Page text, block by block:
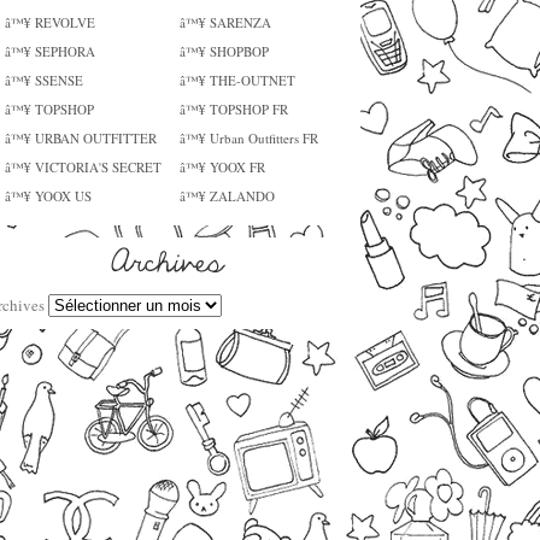
â™¥ REVOLVE
â™¥ SARENZA
â™¥ SEPHORA
â™¥ SHOPBOP
â™¥ SSENSE
â™¥ THE-OUTNET
â™¥ TOPSHOP
â™¥ TOPSHOP FR
â™¥ URBAN OUTFITTER
â™¥ Urban Outfitters FR
â™¥ VICTORIA'S SECRET
â™¥ YOOX FR
â™¥ YOOX US
â™¥ ZALANDO